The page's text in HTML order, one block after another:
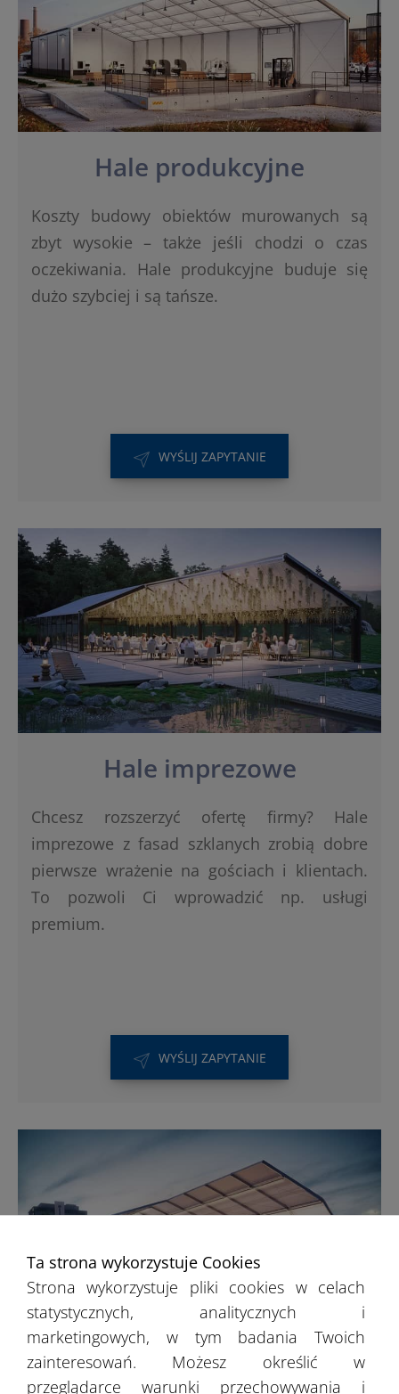
Hale produkcyjne
Koszty budowy obiektów murowanych są
zbyt wysokie – także jeśli chodzi o czas
oczekiwania. Hale produkcyjne buduje się
dużo szybciej i są tańsze.
WYŚLIJ ZAPYTANIE
Hale imprezowe
Chcesz rozszerzyć ofertę firmy? Hale
imprezowe z fasad szklanych zrobią dobre
pierwsze wrażenie na gościach i klientach.
To pozwoli Ci wprowadzić np. usługi
premium.
WYŚLIJ ZAPYTANIE
Hale sportowe
Ta strona wykorzystuje Cookies
Strona wykorzystuje pliki cookies w celach
statystycznych, analitycznych i
marketingowych, w tym badania Twoich
zainteresowań. Możesz określić w
przeglądarce warunki przechowywania i